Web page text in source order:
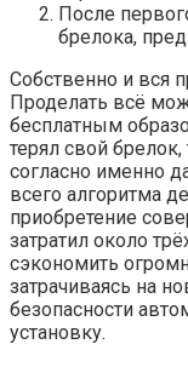
После
брелока,
Собственно и вся
Проделать всё
бесплатным
терял свой
согласно именно
всего алгоритма
приобретение
затратил около
сэкономить
затрачиваясь на
безопасности
установку.